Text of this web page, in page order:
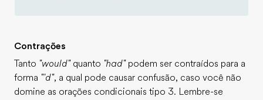
Contrações
Tanto "would"quanto "had"podem ser contraídos para a
forma "'d", a qual pode causar confusão, caso você não
domine as orações condicionais tipo 3. Lembre-se